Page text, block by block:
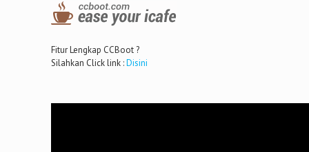
Fitur Lengkap CCBoot ?
Silahkan Click link :Disini